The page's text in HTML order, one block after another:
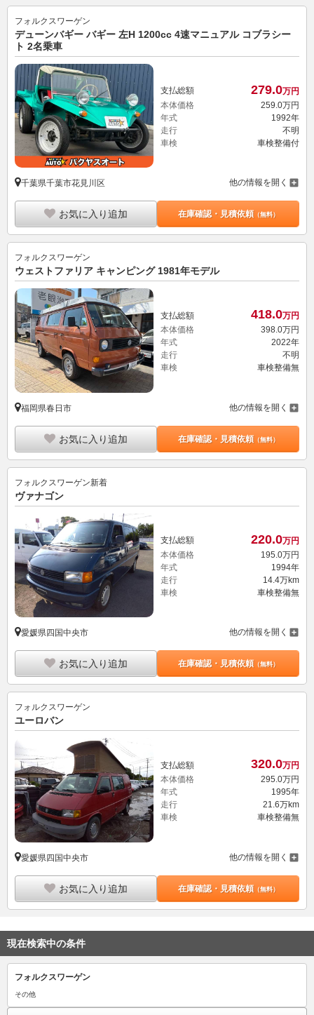
フォルクスワーゲン
デューンバギー バギー 左H 1200cc 4速マニュアル コブラシー
ト 2名乗車
支払総額 279.0万円
本体価格
259. 0万円
年式
1992年
走行
不明
車検
車検整備付
千葉県千葉市花見川区 他の情報を開く
お気に入り追加 在庫確認・見積依頼（無料）
フォルクスワーゲン
ウェストファリア キャンピング 1981年モデル
支払総額 418.0万円
本体価格
398.0万円
年式
2022年
走行
不明
車検
車検整備無
福岡県春日市 他の情報を開く
お気に入り追加 在庫確認・見積依頼（無料）
フォルクスワーゲン新着
ヴァナゴン
支払総額 220.0万円
本体価格
195. 0万円
年式
1994年
走行
14.4万km
車検
車検整備無
愛媛県四国中央市 他の情報を開く
お気に入り追加 在庫確認・見積依頼（無料）
フォルクスワーゲン
ユーロバン
支払総額 320.0万円
本体価格
295.0万円
年式
1995年
走行
21.6万km
車検
車検整備無
愛媛県四国中央市 他の情報を開く
お気に入り追加 在庫確認・見積依頼（無料）
現在検索中の条件
フォルクスワーゲン
その他